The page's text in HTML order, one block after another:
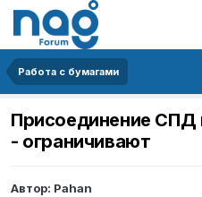
Работа с бумагами
Присоединение
- ограничивают
Автор: Pahan